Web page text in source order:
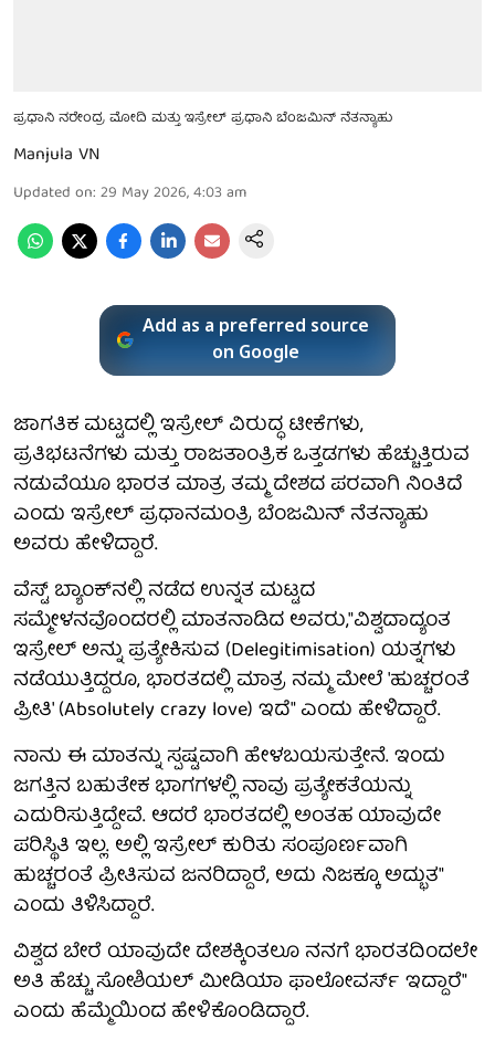
ಪ್ರಧಾನಿ ನರೇಂದ್ರ ಮೋದಿ ಮತ್ತು ಇಸ್ರೇಲ್ ಪ್ರಧಾನಿ ಬೆಂಜಮಿನ್ ನೆತನ್ಯಾಹು
Manjula VN
Updated on: 29 May 2026, 4:03 am
Add as a preferred source
on Google
ಜಾಗತಿಕ ಮಟ್ಟದಲ್ಲಿ ಇಸ್ರೇಲ್ ವಿರುದ್ಧ ಟೀಕೆಗಳು,
ಪ್ರತಿಭಟನೆಗಳು ಮತ್ತು ರಾಜತಾಂತ್ರಿಕ ಒತ್ತಡಗಳು ಹೆಚ್ಚುತ್ತಿರುವ
ನಡುವೆಯೂ ಭಾರತ ಮಾತ್ರ ತಮ್ಮ ದೇಶದ ಪರವಾಗಿ ನಿಂತಿದೆ
ಎಂದು ಇಸ್ರೇಲ್ ಪ್ರಧಾನಮಂತ್ರಿ ಬೆಂಜಮಿನ್ ನೆತನ್ಯಾಹು
ಅವರು ಹೇಳಿದ್ದಾರೆ.
ವೆಸ್ಟ್ ಬ್ಯಾಂಕ್‌ನಲ್ಲಿ ನಡೆದ ಉನ್ನತ ಮಟ್ಟದ
ಸಮ್ಮೇಳನವೊಂದರಲ್ಲಿ ಮಾತನಾಡಿದ ಅವರು,"ವಿಶ್ವದಾದ್ಯಂತ
ಇಸ್ರೇಲ್ ಅನ್ನು ಪ್ರತ್ಯೇಕಿಸುವ (Delegitimisation) ಯತ್ನಗಳು
ನಡೆಯುತ್ತಿದ್ದರೂ, ಭಾರತದಲ್ಲಿ ಮಾತ್ರ ನಮ್ಮ ಮೇಲೆ 'ಹುಚ್ಚರಂತೆ
ಪ್ರೀತಿ' (Absolutely crazy love) ಇದೆ" ಎಂದು ಹೇಳಿದ್ದಾರೆ.
ನಾನು ಈ ಮಾತನ್ನು ಸ್ಪಷ್ಟವಾಗಿ ಹೇಳಬಯಸುತ್ತೇನೆ. ಇಂದು
ಜಗತ್ತಿನ ಬಹುತೇಕ ಭಾಗಗಳಲ್ಲಿ ನಾವು ಪ್ರತ್ಯೇಕತೆಯನ್ನು
ಎದುರಿಸುತ್ತಿದ್ದೇವೆ. ಆದರೆ ಭಾರತದಲ್ಲಿ ಅಂತಹ ಯಾವುದೇ
ಪರಿಸ್ಥಿತಿ ಇಲ್ಲ. ಅಲ್ಲಿ ಇಸ್ರೇಲ್ ಕುರಿತು ಸಂಪೂರ್ಣವಾಗಿ
ಹುಚ್ಚರಂತೆ ಪ್ರೀತಿಸುವ ಜನರಿದ್ದಾರೆ, ಅದು ನಿಜಕ್ಕೂ ಅದ್ಭುತ"
ಎಂದು ತಿಳಿಸಿದ್ದಾರೆ.
ವಿಶ್ವದ ಬೇರೆ ಯಾವುದೇ ದೇಶಕ್ಕಿಂತಲೂ ನನಗೆ ಭಾರತದಿಂದಲೇ
ಅತಿ ಹೆಚ್ಚು ಸೋಶಿಯಲ್ ಮೀಡಿಯಾ ಫಾಲೋವರ್ಸ್ ಇದ್ದಾರೆ"
ಎಂದು ಹೆಮ್ಮೆಯಿಂದ ಹೇಳಿಕೊಂಡಿದ್ದಾರೆ.